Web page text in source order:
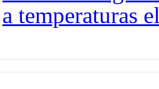
a temperaturas